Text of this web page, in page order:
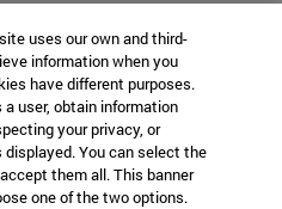
uses our own and third-
information when you
have different purposes.
user, obtain information
your privacy, or
You can select the
them all. This banner
one of the two options.